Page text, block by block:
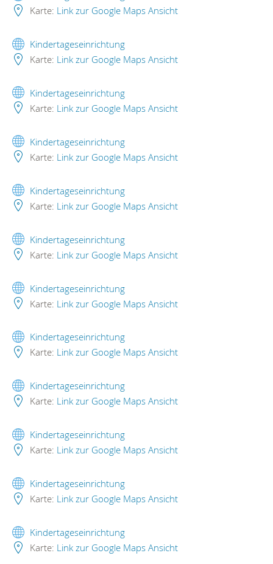
Karte: Link zur Google Maps Ansicht
Kindertageseinrichtung
Karte: Link zur Google Maps Ansicht
Kindertageseinrichtung
Karte: Link zur Google Maps Ansicht
Kindertageseinrichtung
Karte: Link zur Google Maps Ansicht
Kindertageseinrichtung
Karte: Link zur Google Maps Ansicht
Kindertageseinrichtung
Karte: Link zur Google Maps Ansicht
Kindertageseinrichtung
Karte: Link zur Google Maps Ansicht
Kindertageseinrichtung
Karte: Link zur Google Maps Ansicht
Kindertageseinrichtung
Karte: Link zur Google Maps Ansicht
Kindertageseinrichtung
Karte: Link zur Google Maps Ansicht
Kindertageseinrichtung
Karte: Link zur Google Maps Ansicht
Kindertageseinrichtung
Karte: Link zur Google Maps Ansicht